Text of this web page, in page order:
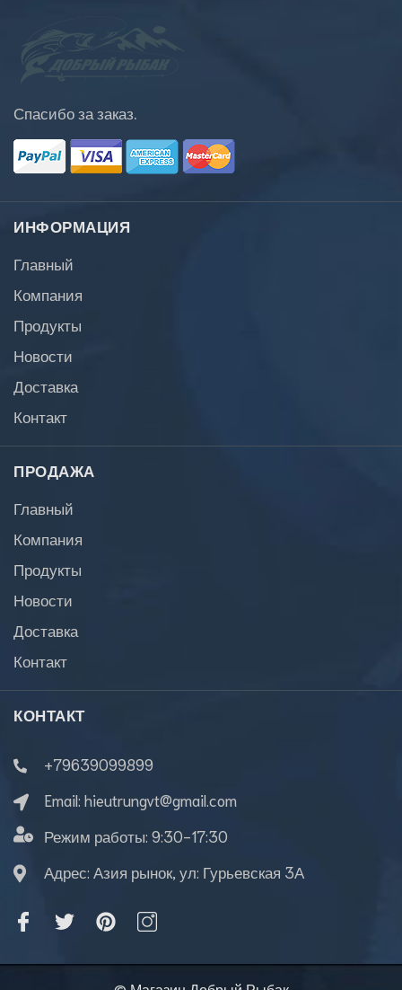
Спасибо за заказ.
ИНФОРМАЦИЯ
Главный
Компания
Продукты
Новости
Доставка
Контакт
ПРОДАЖА
Главный
Компания
Продукты
Новости
Доставка
Контакт
КОНТАКТ
+79639099899
Email: hieutrungvt@gmail.com
Режим работы: 9:30-17:30
Адрес: Азия рынок, ул: Гурьевская 3А